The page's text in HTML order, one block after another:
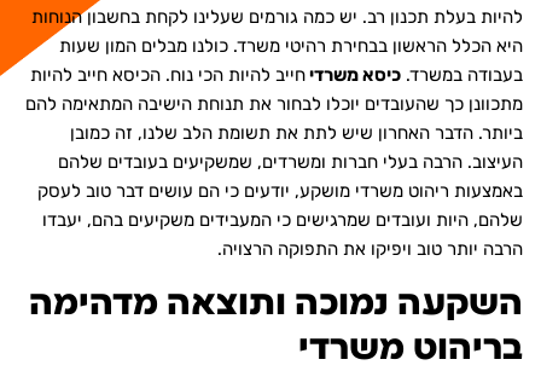
להיות בעלת תכנון רב. יש כמה גורמים שעלינו לקחת בחשבון הנוחות
היא הכלל הראשון בבחירת רהיטי משרד. כולנו מבלים המון שעות
בעבודה במשרד. כיסא משרדיחייב להיות הכי נוח. הכיסא חייב להיות
מתכוונן כך שהעובדים יוכלו לבחור את תנוחת הישיבה המתאימה להם
ביותר. הדבר האחרון שיש לתת את תשומת הלב שלנו, זה כמובן
העיצוב. הרבה בעלי חברות ומשרדים, שמשקיעים בעובדים שלהם
באמצעות ריהוט משרדי מושקע, יודעים כי הם עושים דבר טוב לעסק
שלהם, היות ועובדים שמרגישים כי המעבידים משקיעים בהם, יעבדו
הרבה יותר טוב ויפיקו את התפוקה הרצויה.
השקעה נמוכה ותוצאה מדהימה
בריהוט משרדי